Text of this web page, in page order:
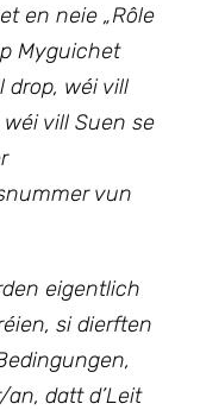
en neie „Rôle
Myguichet
drop, wéi vill
vill Suen se
vun
eigentlich
si dierften
datt d’Leit